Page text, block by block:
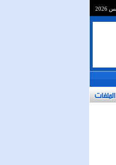
الملفات